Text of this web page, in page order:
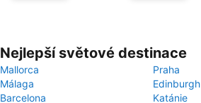
Nejlepší světové destinace
Mallorca
Praha
Málaga
Edinburgh
Barcelona
Katánie